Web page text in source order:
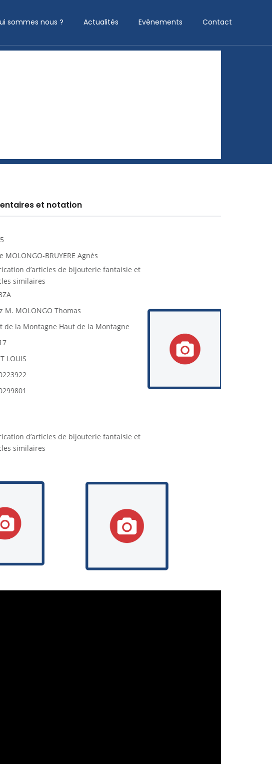
sommes nous ? Actualités Evènements Contact
et notation
MOLONGO-BRUYERE Agnès
d’articles de bijouterie fantaisie et
similaires
M. MOLONGO Thomas
de la Montagne Haut de la Montagne
LOUIS
d’articles de bijouterie fantaisie et
similaires